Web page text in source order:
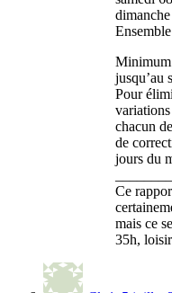
Minimum
jusqu’au
Pour
chacun
de
jours du
Ce
mais ce
35h,